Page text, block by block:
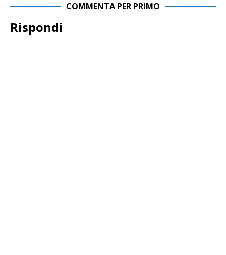
COMMENTA PER PRIMO
Rispondi